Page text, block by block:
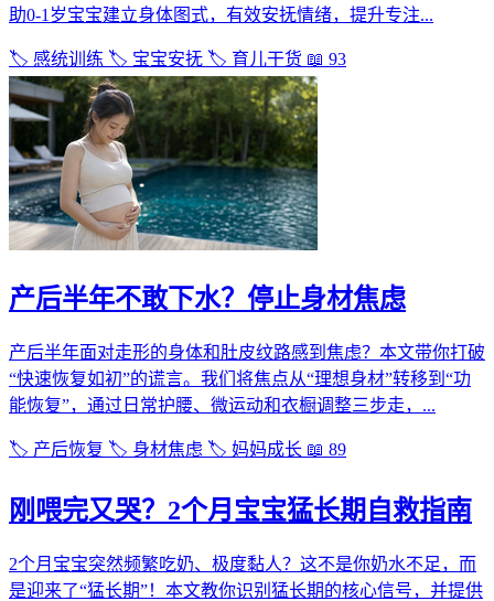
助0-1岁宝宝建立身体图式，有效安抚情绪，提升专注...
🏷️ 感统训练 🏷️ 宝宝安抚 🏷️ 育儿干货 📖 93
产后半年不敢下水？停止身材焦虑
产后半年面对走形的身体和肚皮纹路感到焦虑？本文带你打破
“快速恢复如初”的谎言。我们将焦点从“理想身材”转移到“功
能恢复”，通过日常护腰、微运动和衣橱调整三步走，...
🏷️ 产后恢复 🏷️ 身材焦虑 🏷️ 妈妈成长 📖 89
刚喂完又哭？2个月宝宝猛长期自救指南
2个月宝宝突然频繁吃奶、极度黏人？这不是你奶水不足，而
是迎来了“猛长期”！本文教你识别猛长期的核心信号，并提供